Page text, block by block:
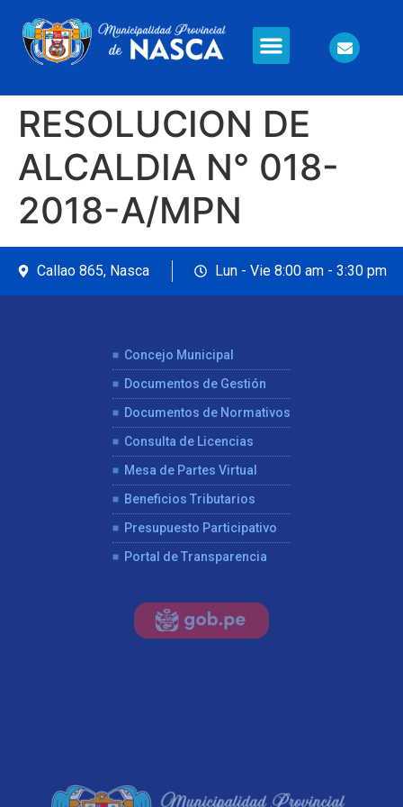
RESOLUCION DE
ALCALDIA N° 018-
2018-A/MPN
Callao 865, Nasca Lun - Vie 8:00 am - 3:30 pm
Concejo Municipal
Documentos de Gestión
Documentos de Normativos
Consulta de Licencias
Mesa de Partes Virtual
Beneficios Tributarios
Presupuesto Participativo
Portal de Transparencia